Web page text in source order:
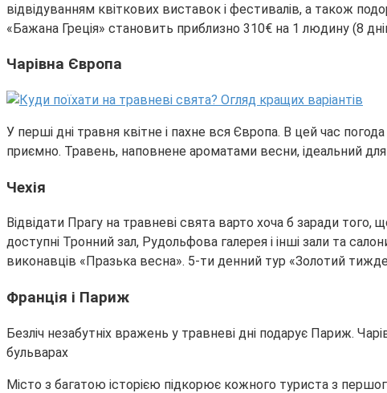
відвідуванням квіткових виставок і фестивалів, а також
«Бажана Греція» становить приблизно 310€ на 1 людину (8
Чарівна Європа
У перші дні травня квітне і пахне вся Європа. В цей час
приємно. Травень, наповнене ароматами весни, ідеальний
Чехія
Відвідати Прагу на травневі свята варто хоча б заради
доступні Тронний зал, Рудольфова галерея і інші зали та
виконавців «Празька весна». 5-ти денний тур «Золотий
Франція і Париж
Безліч незабутніх вражень у травневі дні подарує Париж.
бульварах
Місто з багатою історією підкорює кожного туриста з